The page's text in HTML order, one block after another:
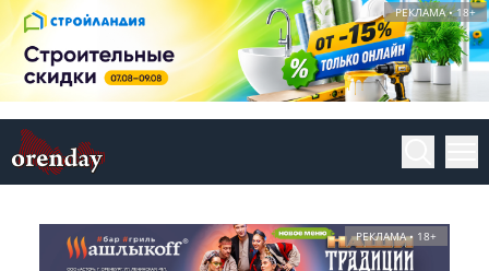
РЕКЛАМА • 18+
РЕКЛАМА • 18+